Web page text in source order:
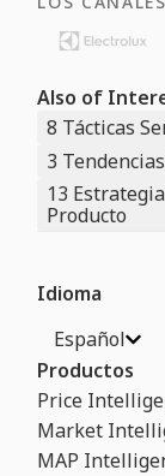
Also of
8 Tácticas
3
13
Producto
Idioma
Español
Productos
Price
Market
MAP